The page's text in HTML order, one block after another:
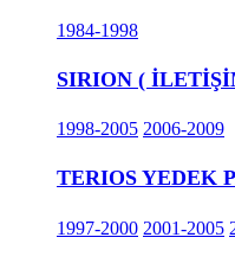
1984-1998
SIRION (
1998-2005 2006-2009
TERIOS YEDEK
1997-2000 2001-2005